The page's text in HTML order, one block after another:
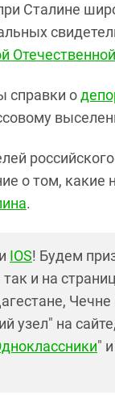
Сталине
справки о
о том, какие
.
и IOS! Будем
и на
узел" на
" и